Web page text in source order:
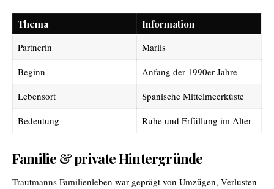
Thema
Information
Partnerin
Marlis
Beginn
Anfang der 1990er-Jahre
Lebensort
Spanische Mittelmeerküste
Bedeutung
Ruhe und Erfüllung im Alter
Familie & private Hintergründe
Trautmanns Familienleben war geprägt von Umzügen, Verlusten